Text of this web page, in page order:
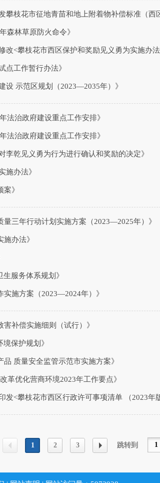
攀枝花市征地青苗和地上附着物补偿标准（西
森林草原防火命令》
改<攀枝花市西区保护和奖励见义勇为实施办法
点工作暂行办法》
设 示范区规划（2023—2035年）》
法治政府建设重点工作安排》
法治政府建设重点工作安排》
乾见义勇为行为进行确认和奖励的决定》
施办法》
》
三年行动计划实施方案（2023—2025年）》
办法》
服务体系规划》
实施方案（2023—2024年）》
补偿实施细则（试行）》
保护规划》
质量安全监管示范市实施方案》
革优化营商环境2023年工作要点》
发<攀枝花市西区行政许可事项清单 （2023年
1 2 3 跳转到